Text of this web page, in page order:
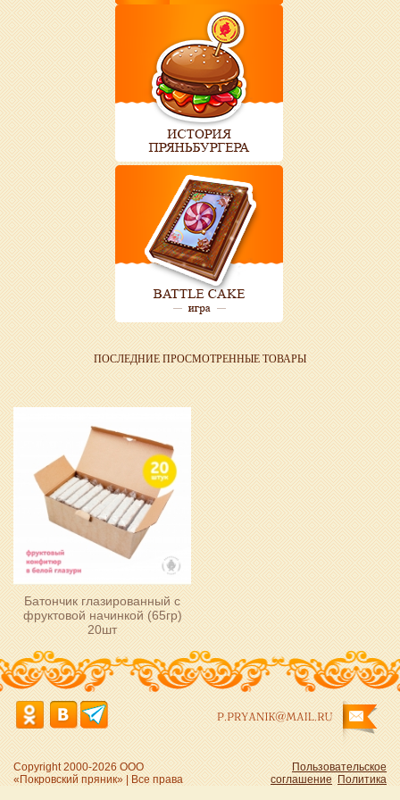
ПОСЛЕДНИЕ ПРОСМОТРЕННЫЕ ТОВАРЫ
Батончик глазированный с
фруктовой начинкой (65гр)
20шт
Copyright 2000-2026 ООО
«Покровский пряник» | Все права
Пользовательское
соглашение Политика